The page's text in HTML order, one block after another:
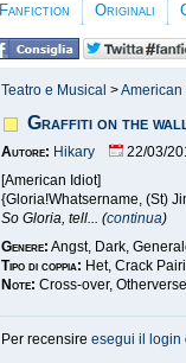
Fanfiction Originali
Teatro e Musical >American
Graffiti on the
Autore: Hikary 22/03/
[American Idiot]
{Gloria!Whatsername, (St)
So Gloria, tell... (continua)
Genere: Angst, Dark,
Tipo di coppia: Het, Crack
Note: Cross-over,
Per recensireesegui il login